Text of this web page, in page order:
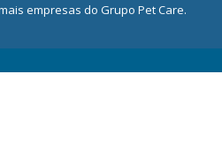
empresas do Grupo Pet Care.